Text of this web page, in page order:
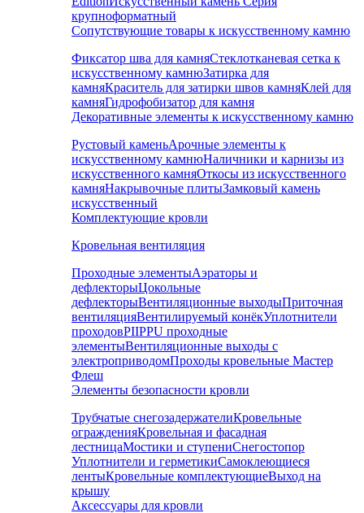
крупноформатный
Сопутствующие товары к искусственному камню
Фиксатор шва для камняСтеклотканевая сетка к
искусственному камнюЗатирка для
камняКраситель для затирки швов камняКлей для
камняГидрофобизатор для камня
Декоративные элементы к искусственному камню
Рустовый каменьАрочные элементы к
искусственному камнюНаличники и карнизы из
искусственного камняОткосы из искусственного
камняНакрывочные плитыЗамковый камень
искусственный
Комплектующие кровли
Кровельная вентиляция
Проходные элементыАэраторы и
дефлекторыЦокольные
дефлекторыВентиляционные выходыПриточная
вентиляцияВентилируемый конёкУплотнители
проходовPIIPPU проходные
элементыВентиляционные выходы с
электроприводомПроходы кровельные Мастер
Флеш
Элементы безопасности кровли
Трубчатые снегозадержателиКровельные
огражденияКровельная и фасадная
лестницаМостики и ступениСнегостопор
Уплотнители и герметикиСамоклеющиеся
лентыКровельные комплектующиеВыход на
крышу
Аксессуары для кровли